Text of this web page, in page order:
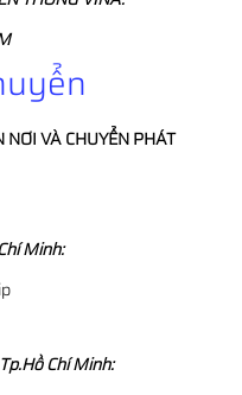
VÀ CHUYỂN PHÁT
Minh:
Chí Minh: